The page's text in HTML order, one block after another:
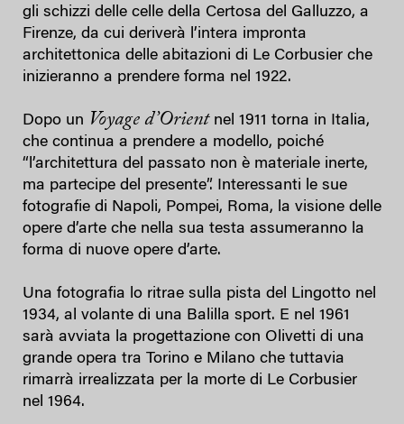
gli schizzi delle celle della Certosa del Galluzzo, a
Firenze, da cui deriverà l’intera impronta
architettonica delle abitazioni di Le Corbusier che
inizieranno a prendere forma nel 1922.
Dopo un Voyage d’Orientnel 1911 torna in Italia,
che continua a prendere a modello, poiché
“l’architettura del passato non è materiale inerte,
ma partecipe del presente”. Interessanti le sue
fotografie di Napoli, Pompei, Roma, la visione delle
opere d’arte che nella sua testa assumeranno la
forma di nuove opere d’arte.
Una fotografia lo ritrae sulla pista del Lingotto nel
1934, al volante di una Balilla sport. E nel 1961
sarà avviata la progettazione con Olivetti di una
grande opera tra Torino e Milano che tuttavia
rimarrà irrealizzata per la morte di Le Corbusier
nel 1964.